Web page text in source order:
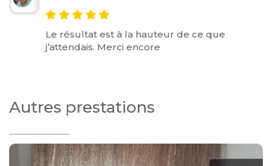
Le résultat est à la hauteur de ce que
j’attendais. Merci encore
Autres prestations